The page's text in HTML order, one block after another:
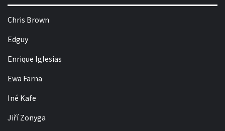
Chris Brown
Edguy
Enrique Iglesias
Ewa Farna
Iné Kafe
Jiří Zonyga